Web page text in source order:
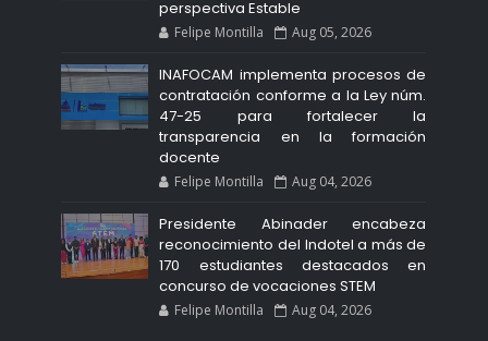
perspectiva Estable
Felipe Montilla Aug 05, 2026
INAFOCAM implementa procesos de
contratación conforme a la Ley núm.
47-25 para fortalecer la
transparencia en la formación
docente
Felipe Montilla Aug 04, 2026
Presidente Abinader encabeza
reconocimiento del Indotel a más de
170 estudiantes destacados en
concurso de vocaciones STEM
Felipe Montilla Aug 04, 2026